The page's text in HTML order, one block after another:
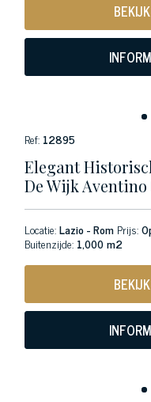
Ref: 12895
Elegant
De Wijk Aventino
Locatie:Lazio - Rom Prijs:
Buitenzijde: 1,000 m2